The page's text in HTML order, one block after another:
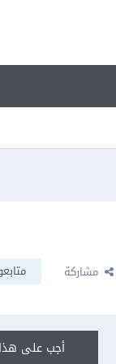
مشاركة
أجب على